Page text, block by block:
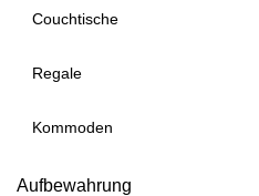
Couchtische
Regale
Kommoden
Aufbewahrung